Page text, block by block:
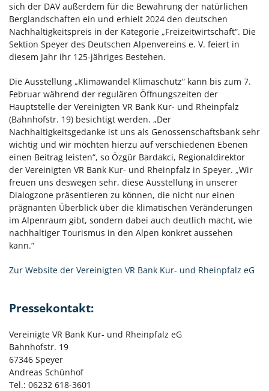
sich der DAV außerdem für die Bewahrung der natürlichen
Berglandschaften ein und erhielt 2024 den deutschen
Nachhaltigkeitspreis in der Kategorie „Freizeitwirtschaft“. Die
Sektion Speyer des Deutschen Alpenvereins e. V. feiert in
diesem Jahr ihr 125-jähriges Bestehen.
Die Ausstellung „Klimawandel Klimaschutz“ kann bis zum 7.
Februar während der regulären Öffnungszeiten der
Hauptstelle der Vereinigten VR Bank Kur- und Rheinpfalz
(Bahnhofstr. 19) besichtigt werden. „Der
Nachhaltigkeitsgedanke ist uns als Genossenschaftsbank sehr
wichtig und wir möchten hierzu auf verschiedenen Ebenen
einen Beitrag leisten“, so Özgür Bardakci, Regionaldirektor
der Vereinigten VR Bank Kur- und Rheinpfalz in Speyer. „Wir
freuen uns deswegen sehr, diese Ausstellung in unserer
Dialogzone präsentieren zu können, die nicht nur einen
prägnanten Überblick über die klimatischen Veränderungen
im Alpenraum gibt, sondern dabei auch deutlich macht, wie
nachhaltiger Tourismus in den Alpen konkret aussehen
kann.“
Zur Website der Vereinigten VR Bank Kur- und Rheinpfalz eG
Pressekontakt:
Vereinigte VR Bank Kur- und Rheinpfalz eG
Bahnhofstr. 19
67346 Speyer
Andreas Schünhof
Tel.: 06232 618-3601